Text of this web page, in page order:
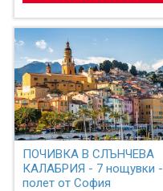
ПОЧИВКА В СЛЪНЧЕВА
КАЛАБРИЯ - 7 нощувки -
полет от София